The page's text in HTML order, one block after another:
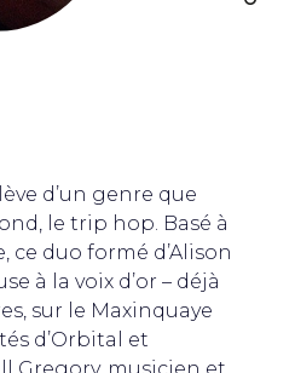
d’un genre que
le trip hop. Basé à
ce duo formé d’Alison
à la voix d’or – déjà
sur le Maxinquaye
d’Orbital et